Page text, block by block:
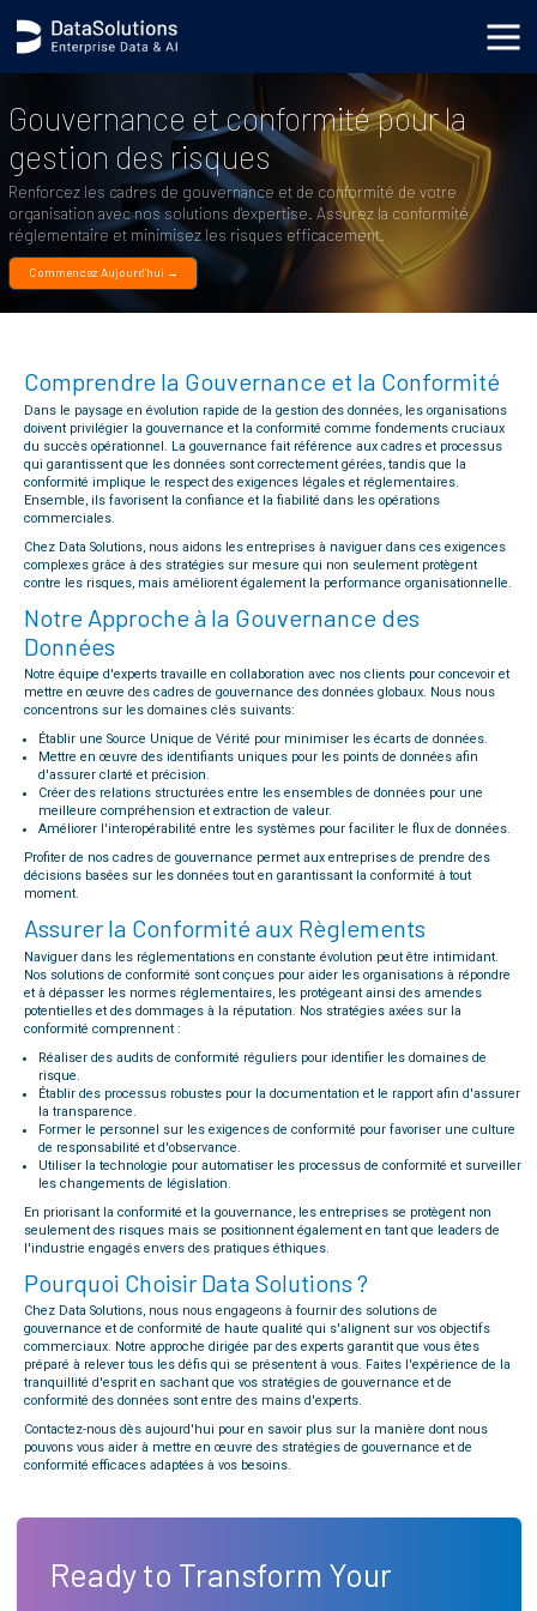
-90vh right -50vw; background-repeat: no-repeat; background-size: cover; }
Gouvernance et conformité pour la
gestion des risques
Renforcez les cadres de gouvernance et de conformité de votre
organisation avec nos solutions d'expertise. Assurez la conformité
réglementaire et minimisez les risques efficacement.
Commencez Aujourd'hui →
Comprendre la Gouvernance et la Conformité
Dans le paysage en évolution rapide de la gestion des données, les organisations
doivent privilégier la gouvernance et la conformité comme fondements cruciaux
du succès opérationnel. La gouvernance fait référence aux cadres et processus
qui garantissent que les données sont correctement gérées, tandis que la
conformité implique le respect des exigences légales et réglementaires.
Ensemble, ils favorisent la confiance et la fiabilité dans les opérations
commerciales.
Chez Data Solutions, nous aidons les entreprises à naviguer dans ces exigences
complexes grâce à des stratégies sur mesure qui non seulement protègent
contre les risques, mais améliorent également la performance organisationnelle.
Notre Approche à la Gouvernance des
Données
Notre équipe d'experts travaille en collaboration avec nos clients pour concevoir et
mettre en œuvre des cadres de gouvernance des données globaux. Nous nous
concentrons sur les domaines clés suivants:
Établir une Source Unique de Vérité pour minimiser les écarts de données.
Mettre en œuvre des identifiants uniques pour les points de données afin
d'assurer clarté et précision.
Créer des relations structurées entre les ensembles de données pour une
meilleure compréhension et extraction de valeur.
Améliorer l'interopérabilité entre les systèmes pour faciliter le flux de données.
Profiter de nos cadres de gouvernance permet aux entreprises de prendre des
décisions basées sur les données tout en garantissant la conformité à tout
moment.
Assurer la Conformité aux Règlements
Naviguer dans les réglementations en constante évolution peut être intimidant.
Nos solutions de conformité sont conçues pour aider les organisations à répondre
et à dépasser les normes réglementaires, les protégeant ainsi des amendes
potentielles et des dommages à la réputation. Nos stratégies axées sur la
conformité comprennent :
Réaliser des audits de conformité réguliers pour identifier les domaines de
risque.
Établir des processus robustes pour la documentation et le rapport afin d'assurer
la transparence.
Former le personnel sur les exigences de conformité pour favoriser une culture
de responsabilité et d'observance.
Utiliser la technologie pour automatiser les processus de conformité et surveiller
les changements de législation.
En priorisant la conformité et la gouvernance, les entreprises se protègent non
seulement des risques mais se positionnent également en tant que leaders de
l'industrie engagés envers des pratiques éthiques.
Pourquoi Choisir Data Solutions ?
Chez Data Solutions, nous nous engageons à fournir des solutions de
gouvernance et de conformité de haute qualité qui s'alignent sur vos objectifs
commerciaux. Notre approche dirigée par des experts garantit que vous êtes
préparé à relever tous les défis qui se présentent à vous. Faites l'expérience de la
tranquillité d'esprit en sachant que vos stratégies de gouvernance et de
conformité des données sont entre des mains d'experts.
Contactez-nous dès aujourd'hui pour en savoir plus sur la manière dont nous
pouvons vous aider à mettre en œuvre des stratégies de gouvernance et de
conformité efficaces adaptées à vos besoins.
Ready to Transform Your